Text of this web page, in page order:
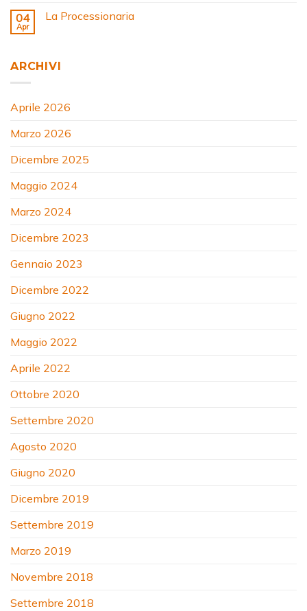
04
Apr
La Processionaria
ARCHIVI
Aprile 2026
Marzo 2026
Dicembre 2025
Maggio 2024
Marzo 2024
Dicembre 2023
Gennaio 2023
Dicembre 2022
Giugno 2022
Maggio 2022
Aprile 2022
Ottobre 2020
Settembre 2020
Agosto 2020
Giugno 2020
Dicembre 2019
Settembre 2019
Marzo 2019
Novembre 2018
Settembre 2018